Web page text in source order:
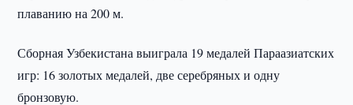
плаванию на 200 м.
Сборная Узбекистана выиграла 19 медалей Параазиатских
игр: 16 золотых медалей, две серебряных и одну
бронзовую.